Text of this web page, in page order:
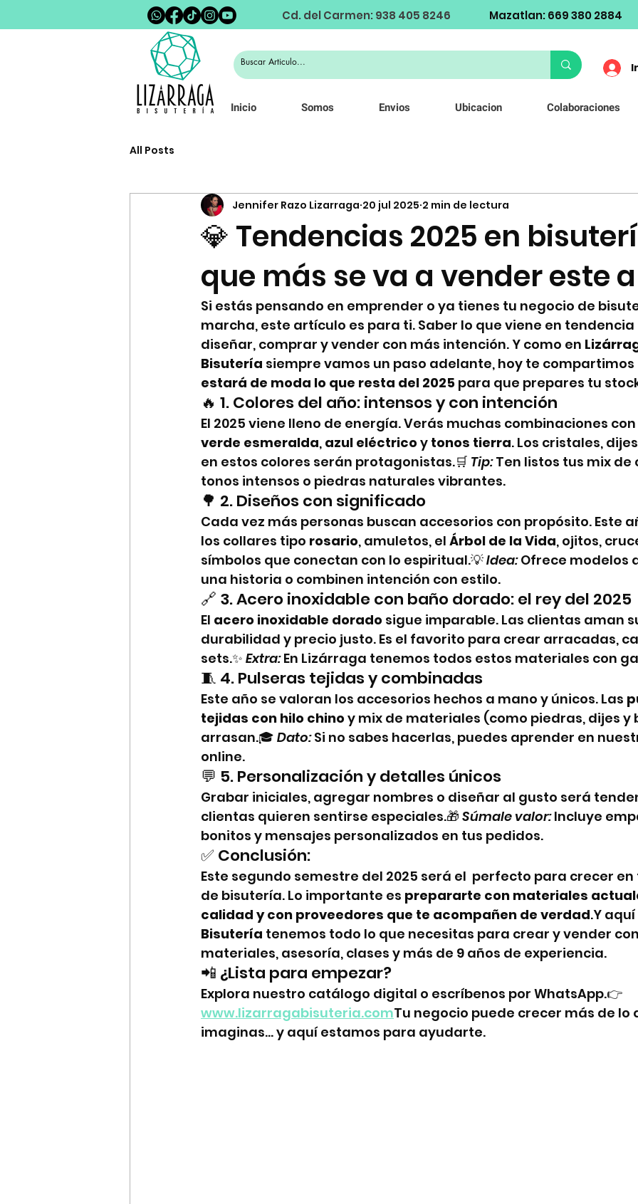
Cd. del Carmen: 938 405 8246 Mazatlan: 669 380 2884
Inicio Somos Envios Ubicacion Colaboraciones
All Posts
💎 Tendencias 2025 en
que más se va a vender este
Jennifer Razo Lizarraga 20 jul 2025 2 min de lectura
Si estás pensando en emprender o ya tienes tu negocio de
marcha, este artículo es para ti. Saber lo que viene en
diseñar, comprar y vender con más intención. Y como en
Bisutería siempre vamos un paso adelante, hoy te
estará de moda lo que resta del 2025 para que prepares tu
🔥 1. Colores del año: intensos y con intención
El 2025 viene lleno de energía. Verás muchas combinaciones con
verde esmeralda, azul eléctrico y tonos tierra. Los cristales,
en estos colores serán protagonistas.🛒 Tip: Ten listos tus mix
tonos intensos o piedras naturales vibrantes.
🌳 2. Diseños con significado
Cada vez más personas buscan accesorios con propósito. Este
los collares tipo rosario, amuletos, el Árbol de la Vida, ojitos,
símbolos que conectan con lo espiritual.💡 Idea: Ofrece modelos
una historia o combinen intención con estilo.
🔗 3. Acero inoxidable con baño dorado: el rey del 2025
El acero inoxidable dorado sigue imparable. Las clientas aman
durabilidad y precio justo. Es el favorito para crear arracadas,
sets.✨ Extra: En Lizárraga tenemos todos estos materiales con
🧵 4. Pulseras tejidas y combinadas
Este año se valoran los accesorios hechos a mano y únicos. Las
tejidas con hilo chino y mix de materiales (como piedras, dijes y
arrasan.🎓 Dato: Si no sabes hacerlas, puedes aprender en
online.
💬 5. Personalización y detalles únicos
Grabar iniciales, agregar nombres o diseñar al gusto será
clientas quieren sentirse especiales.🎁 Súmale valor: Incluye
bonitos y mensajes personalizados en tus pedidos.
✅ Conclusión:
Este segundo semestre del 2025 será el  perfecto para crecer
de bisutería. Lo importante es prepararte con materiales
calidad y con proveedores que te acompañen de verdad.Y
Bisutería tenemos todo lo que necesitas para crear y vender
materiales, asesoría, clases y más de 9 años de experiencia.
📲 ¿Lista para empezar?
Explora nuestro catálogo digital o escríbenos por WhatsApp.👉
www.lizarragabisuteria.comTu negocio puede crecer más de lo
imaginas… y aquí estamos para ayudarte.